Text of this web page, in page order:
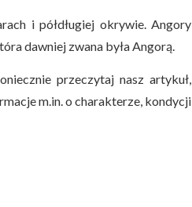
i półdługiej okrywie. Angory
dawniej zwana była Angorą.
przeczytaj nasz artykuł,
m.in. o charakterze, kondycji